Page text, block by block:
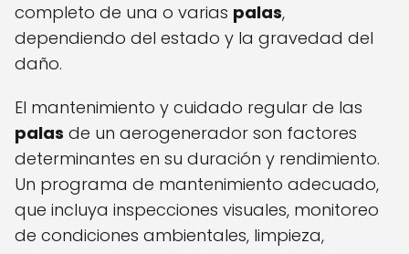
completo de una o varias palas,
dependiendo del estado y la gravedad del
daño.
El mantenimiento y cuidado regular de las
palas de un aerogenerador son factores
determinantes en su duración y rendimiento.
Un programa de mantenimiento adecuado,
que incluya inspecciones visuales, monitoreo
de condiciones ambientales, limpieza,